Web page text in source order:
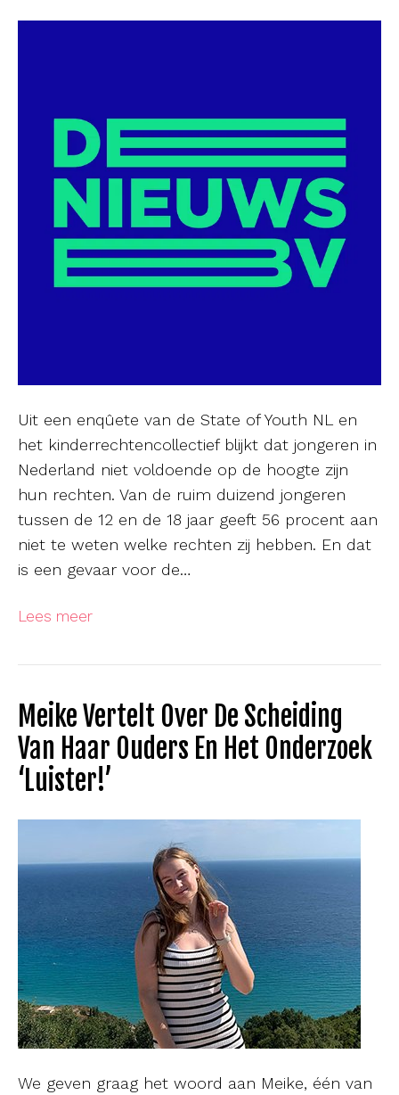
Uit een enqûete van de State of Youth NL en
het kinderrechtencollectief blijkt dat jongeren in
Nederland niet voldoende op de hoogte zijn
hun rechten. Van de ruim duizend jongeren
tussen de 12 en de 18 jaar geeft 56 procent aan
niet te weten welke rechten zij hebben. En dat
is een gevaar voor de…
Lees meer
Meike Vertelt Over De Scheiding
Van Haar Ouders En Het Onderzoek
‘Luister!’
We geven graag het woord aan Meike, één van